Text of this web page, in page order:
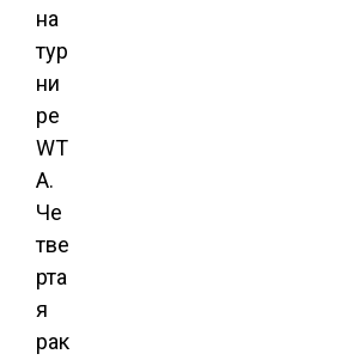
на
тур
ни
ре
WT
A.
Че
тве
рта
я
рак